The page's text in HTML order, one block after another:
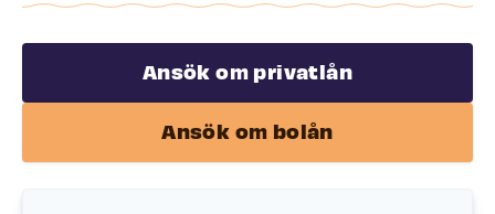
Ansök om privatlån
Ansök om bolån